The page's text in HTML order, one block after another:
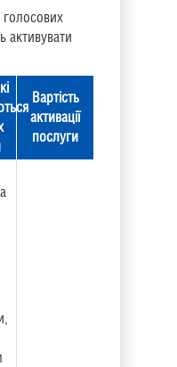
голосових
активувати
Вартість
активації
послуги